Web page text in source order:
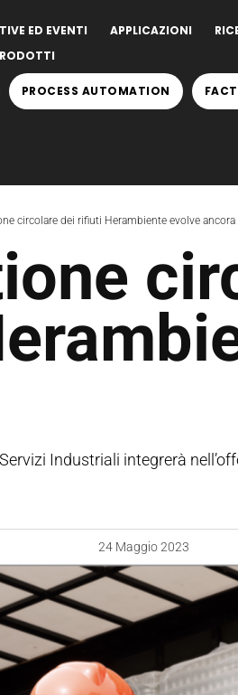
ED EVENTI APPLICAZIONI
PROCESS AUTOMATION
circolare dei rifiuti Herambiente evolve ancora
Industriali integrerà
24 Maggio 2023